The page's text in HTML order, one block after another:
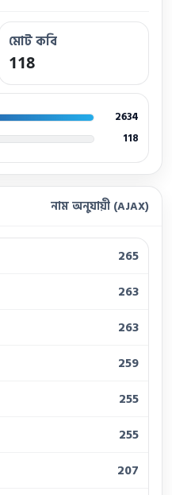
মোট কবি
118
2634
118
নাম অনুযায়ী (AJAX)
265
263
263
259
255
255
207